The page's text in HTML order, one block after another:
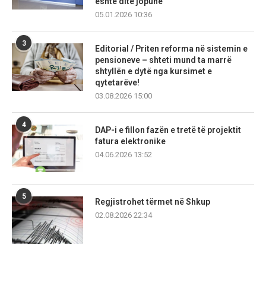
05.01.2026 10:36
3
Editorial / Priten reforma në sistemin e
pensioneve – shteti mund ta marrë
shtyllën e dytë nga kursimet e
qytetarëve!
03.08.2026 15:00
4
DAP-i e fillon fazën e tretë të projektit
fatura elektronike
04.06.2026 13:52
5
Regjistrohet tërmet në Shkup
02.08.2026 22:34